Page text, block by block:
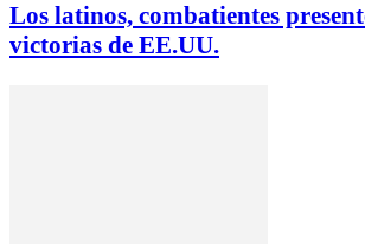
Los latinos, combatientes
victorias de EE.UU.